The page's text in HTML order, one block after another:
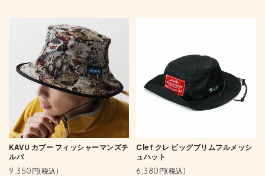
KAVU カブー フィッシャーマンズチ
ルバ
9,350円(税込)
Clef クレ ビッグブリムフルメッシ
ュハット
6,380円(税込)